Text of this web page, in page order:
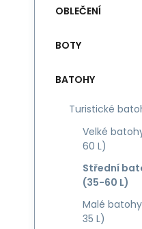
OBLEČENÍ
BOTY
BATOHY
Turistické
Velké
60 L)
Střední
(35-60 L)
Malé
35 L)